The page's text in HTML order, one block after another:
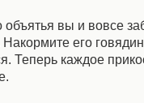
вы и вовсе
его
Теперь каждое